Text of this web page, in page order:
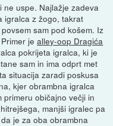
uspe. Najlažje zadeva
igralca z žogo, takrat
sam pod košem. Iz
Primer jealley-oop Dragića
pokrijeta igralca, ki je
sam in ima odprt met
situacija zaradi poskusa
kjer obrambna igralca
običajno večji in
manjši igralec pa
je za oba obrambna